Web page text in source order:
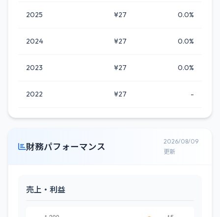
2025 ¥27 0.0%
2024 ¥27 0.0%
2023 ¥27 0.0%
2022 ¥27 -
財務パフォーマンス
2026/08/09
更新
売上・利益